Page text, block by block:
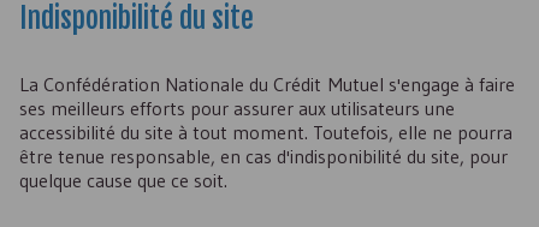
Indisponibilité du site
La Confédération Nationale du Crédit Mutuel s'engage à faire
ses meilleurs efforts pour assurer aux utilisateurs une
accessibilité du site à tout moment. Toutefois, elle ne pourra
être tenue responsable, en cas d'indisponibilité du site, pour
quelque cause que ce soit.